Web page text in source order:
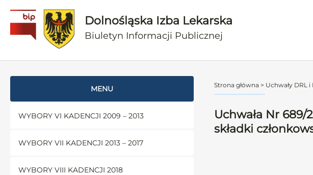
Dolnośląska Izba Lekarska
Biuletyn Informacji Publicznej
MENU
WYBORY VI KADENCJI 2009 – 2013
WYBORY VII KADENCJI 2013 – 2017
WYBORY VIII KADENCJI 2018
Strona główna > Uchwały DRL
Uchwała Nr
składki